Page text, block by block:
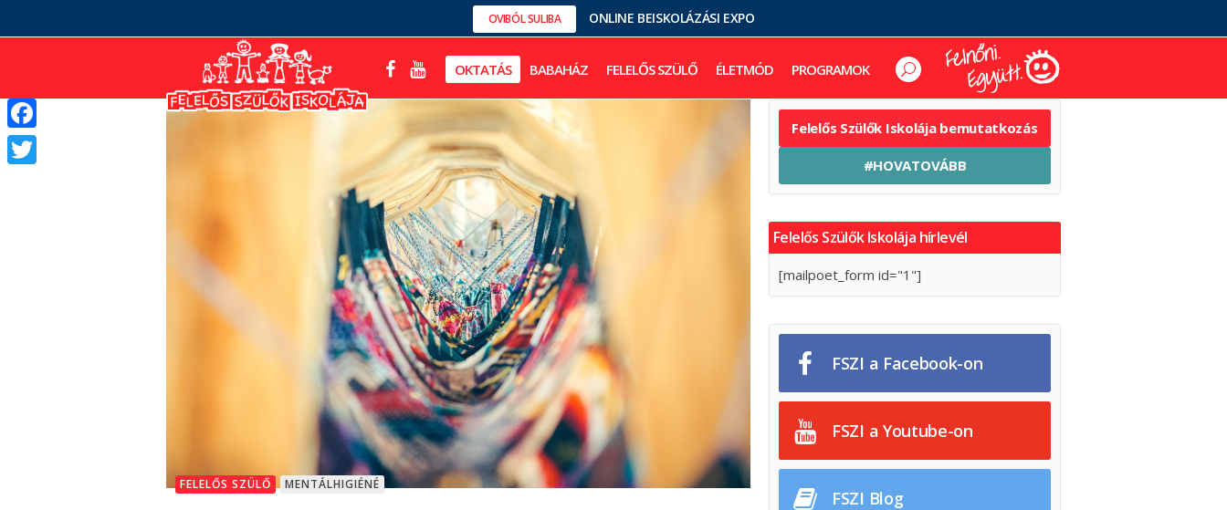
OVIBÓL SULIBA ONLINE BEISKOLÁZÁSI EXPO
OKTATÁS BABAHÁZ FELELŐS SZÜLŐ ÉLETMÓD PROGRAMOK
FELELŐS SZÜLŐ MENTÁLHIGIÉNÉ
Felelős Szülők Iskolája bemutatkozás
#HOVATOVÁBB
Felelős Szülők Iskolája hírlevél
[mailpoet_form id="1"]
FSZI a Facebook-on
FSZI a Youtube-on
FSZI Blog
Facebook